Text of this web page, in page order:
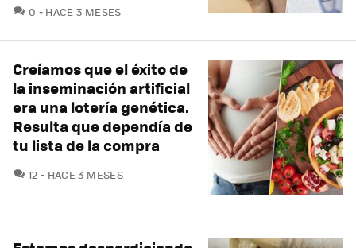
0 COMENTARIOS
HACE 3 MESES
Creíamos que el éxito de
la inseminación artificial
era una lotería genética.
Resulta que dependía de
tu lista de la compra
12 COMENTARIOS
HACE 3 MESES